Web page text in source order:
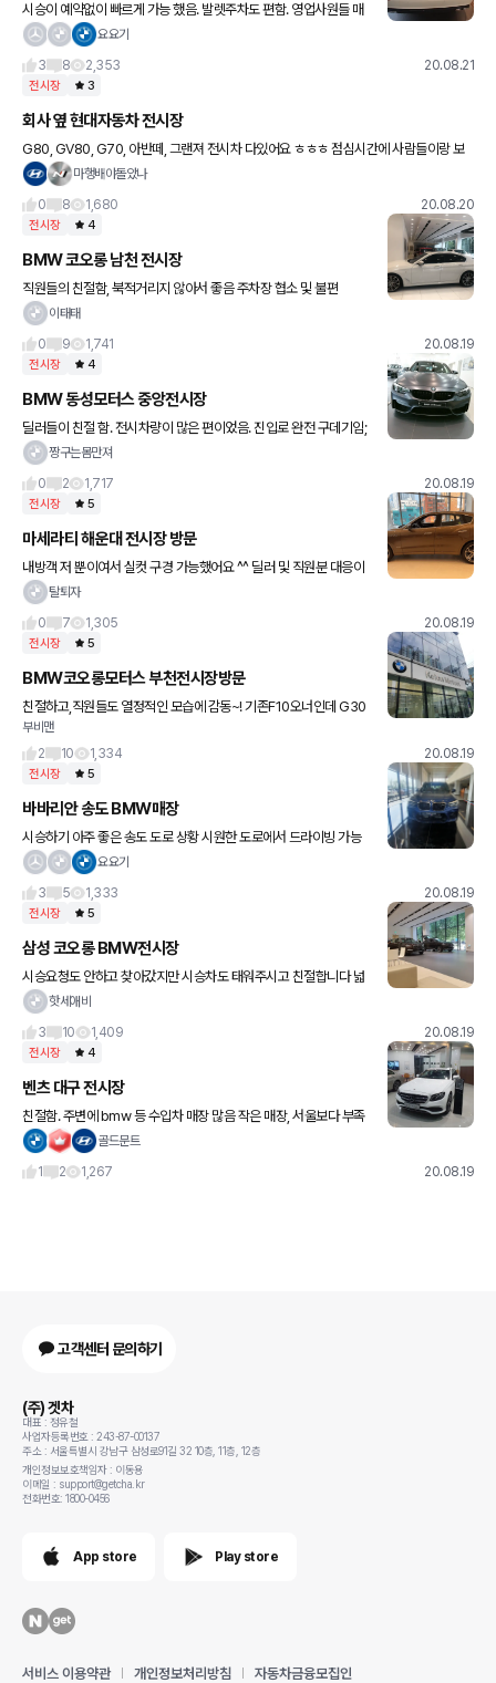
시승이 예약없이 빠르게 가능 했음. 발렛주차도 편함. 영업사원들 매
우 친절. 상담실이 룸이 여서 편함. 입구 초입 데스크 앞이 공간이 좁
요요기
3
8 2,353 20.08.21
전시장 3
회사 옆 현대자동차 전시장
G80, GV80, G70, 아반떼, 그랜져 전시차 다있어요 ㅎㅎㅎ 점심시간에 사람들이랑 보
러 갔는데 바쁘셔서 설명도 못듣고 나옴 ㅎㅎ 부끄러워서 사진은 못찍었어요 사진 찍는 팁
마행배야돌았나
0
8 1,680 20.08.20
전시장 4
BMW 코오롱 남천 전시장
직원들의 친절함, 북적거리지 않아서 좋음 주차장 협소 및 불편
이태태
0
9 1,741 20.08.19
전시장 4
BMW 동성모터스 중앙전시장
딜러들이 친절 함. 전시차량이 많은 편이었음. 진입로 완전 구데기임;
ㅠㅠ 하필 그 날 공사중이어서 그런지는 모르겠지만..
짱구는몸만져
0
2 1,717 20.08.19
전시장 5
마세라티 해운대 전시장 방문
내방객 저 뿐이여서 실컷 구경 가능했어요 ^^ 딜러 및 직원분 대응이
훈훈했어요~! 기블리 르반떼 라인별로 잘 전시되어 있네요~! 딱히 없
탈퇴자
0
7 1,305 20.08.19
전시장 5
BMW코오롱모터스 부천전시장방문
친절하고,직원들도 열정적인 모습에 감동~! 기존F10오너인데 G30
색상고민때문에 여러차례방문했지만 자세하게 응대잘해주시네요
매장이 잘 눈에 띄지않음. 시승할수있는 도로가 막힘. 고속주행시승
을 하기가
부비맨
2
10 1,334 20.08.19
전시장 5
바바리안 송도 BMW매장
시승하기 아주 좋은 송도 도로 상황 시원한 도로에서 드라이빙 가능
주변에 아무것도 없는게 단점 대중교통으로 접근 하기 어려운 위치
요요기
3
5 1,333 20.08.19
전시장 5
삼성 코오롱 BMW전시장
시승요청도 안하고 찾아갔지만 시승차도 태워주시고 친절합니다 넓
기도하고 mini하고 같이있어서 방문객들이 생각보다 있네요
핫세애비
3
10 1,409 20.08.19
전시장 4
벤츠 대구 전시장
친절함. 주변에 bmw 등 수입차 매장 많음 작은 매장, 서울보다 부족
한 프로모션
골드문트
1
2 1,267 20.08.19
고객센터 문의하기
(주) 겟차
대표 : 정유철
사업자등록번호 : 243-87-00137
주소 : 서울특별시 강남구 삼성로91길 32 10층, 11층, 12층
개인정보보호책임자 : 이동용
이메일 : support@getcha.kr
전화번호: 1800-0456
App store Play store
서비스 이용약관 개인정보처리방침 자동차금융모집인